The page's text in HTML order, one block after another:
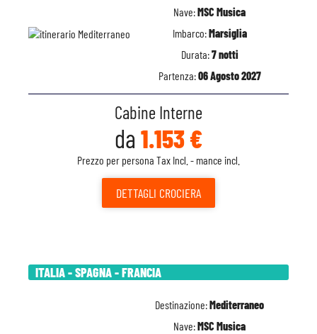
Nave:MSC Musica
Imbarco:Marsiglia
Durata:7 notti
Partenza:06 Agosto 2027
Cabine Interne
da 1.153 €
Prezzo per persona Tax Incl. - mance incl.
DETTAGLI CROCIERA
ITALIA - SPAGNA - FRANCIA
Destinazione:Mediterraneo
Nave:MSC Musica